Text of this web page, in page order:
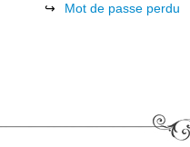
Mot de passe perdu